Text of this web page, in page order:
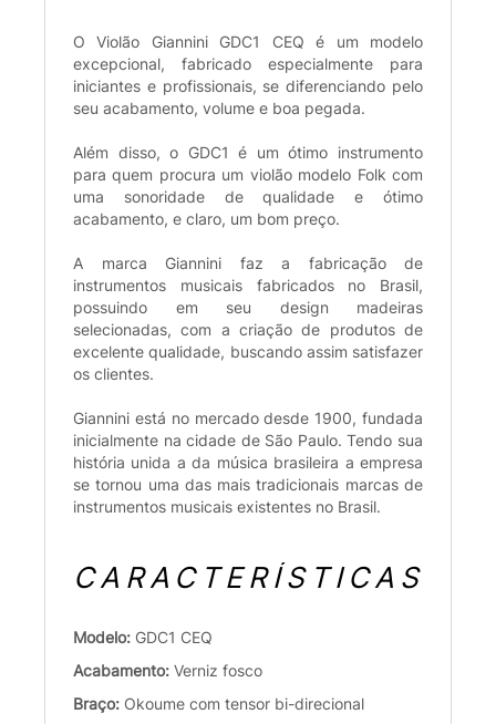
O Violão Giannini GDC1 CEQ é um modelo
excepcional, fabricado especialmente para
iniciantes e profissionais, se diferenciando pelo
seu acabamento, volume e boa pegada.
Além disso, o GDC1 é um ótimo instrumento
para quem procura um violão modelo Folk com
uma sonoridade de qualidade e ótimo
acabamento, e claro, um bom preço.
A marca Giannini faz a fabricação de
instrumentos musicais fabricados no Brasil,
possuindo em seu design madeiras
selecionadas, com a criação de produtos de
excelente qualidade, buscando assim satisfazer
os clientes.
Giannini está no mercado desde 1900, fundada
inicialmente na cidade de São Paulo. Tendo sua
história unida a da música brasileira a empresa
se tornou uma das mais tradicionais marcas de
instrumentos musicais existentes no Brasil.
CARACTERÍSTICAS
Modelo: GDC1 CEQ
Acabamento: Verniz fosco
Braço: Okoume com tensor bi-direcional